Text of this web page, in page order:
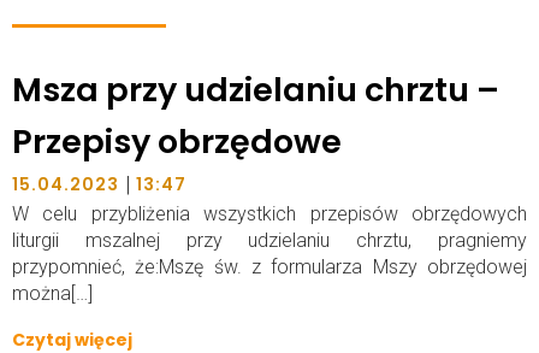
Msza przy udzielaniu chrztu –
Przepisy obrzędowe
15.04.2023 | 13:47
W celu przybliżenia wszystkich przepisów obrzędowych
liturgii mszalnej przy udzielaniu chrztu, pragniemy
przypomnieć, że:Mszę św. z formularza Mszy obrzędowej
można[…]
Czytaj więcej